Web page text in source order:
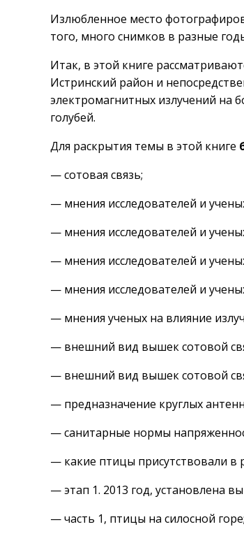
Излюбленное место
того, много снимков в разные
Итак, в этой книге
Истринский район и
электромагнитных излучений на
голубей.
Для раскрытия темы в этой книге
— сотовая связь;
— мнения исследователей и
— мнения исследователей и
— мнения исследователей и
— мнения исследователей и
— мнения ученых на влияние
— внешний вид вышек сотовой
— внешний вид вышек сотовой
— предназначение круглых
— санитарные нормы
— какие птицы присутствовали
— этап 1. 2013 год, установлена
— часть 1, птицы на силосной горе;